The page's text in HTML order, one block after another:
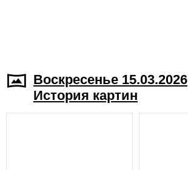
Воскресенье 15.03.2026
История картин